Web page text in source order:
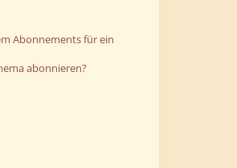
Abonnements für ein
abonnieren?